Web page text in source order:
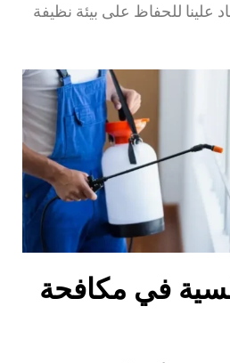
علينا للحفاظ على بيئة نظيفة
في مكافحة